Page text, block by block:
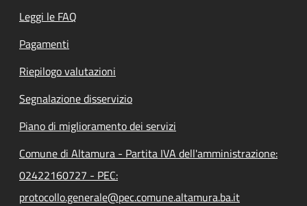
Leggi le FAQ
Pagamenti
Riepilogo valutazioni
Segnalazione disservizio
Piano di miglioramento dei servizi
Comune di Altamura - Partita IVA dell'amministrazione:
02422160727 - PEC:
protocollo.generale@pec.comune.altamura.ba.it